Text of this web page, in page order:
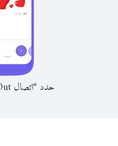
حدد “اتصال Viber Out” من عنوان المحادثة